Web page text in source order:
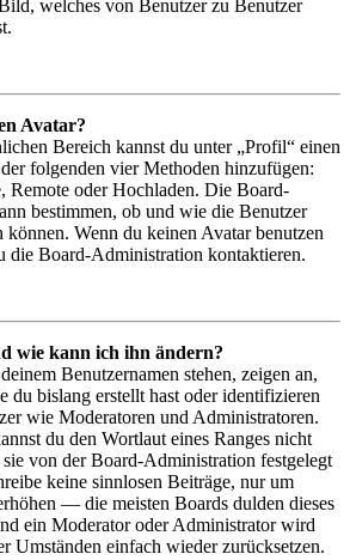
welches von Benutzer zu Benutzer
Avatar?
Bereich kannst du unter „Profil“ einen
folgenden vier Methoden hinzufügen:
Remote oder Hochladen. Die Board-
bestimmen, ob und wie die Benutzer
können. Wenn du keinen Avatar benutzen
die Board-Administration kontaktieren.
wie kann ich ihn ändern?
Benutzernamen stehen, zeigen an,
du bislang erstellt hast oder identifizieren
wie Moderatoren und Administratoren.
du den Wortlaut eines Ranges nicht
von der Board-Administration festgelegt
keine sinnlosen Beiträge, nur um
— die meisten Boards dulden dieses
ein Moderator oder Administrator wird
Umständen einfach wieder zurücksetzen.